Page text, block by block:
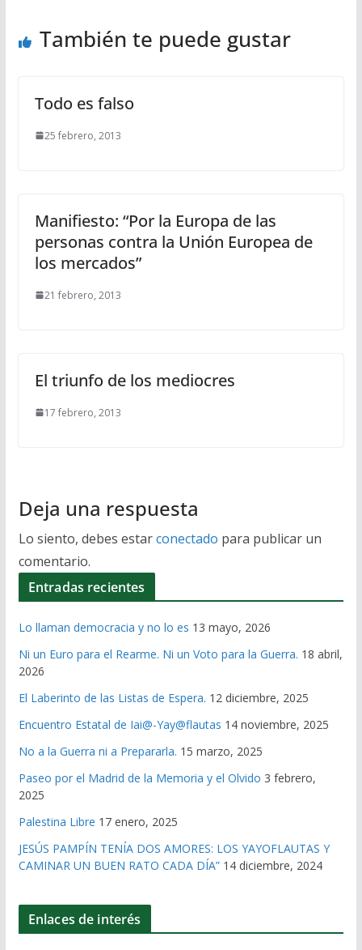
También te puede gustar
Todo es falso
25 febrero, 2013
Manifiesto: “Por la Europa de las
personas contra la Unión Europea de
los mercados”
21 febrero, 2013
El triunfo de los mediocres
17 febrero, 2013
Deja una respuesta
Lo siento, debes estarconectado para publicar un
comentario.
Entradas recientes
Lo llaman democracia y no lo es 13 mayo, 2026
Ni un Euro para el Rearme. Ni un Voto para la Guerra. 18 abril,
2026
El Laberinto de las Listas de Espera. 12 diciembre, 2025
Encuentro Estatal de Iai@-Yay@flautas 14 noviembre, 2025
No a la Guerra ni a Prepararla. 15 marzo, 2025
Paseo por el Madrid de la Memoria y el Olvido 3 febrero,
2025
Palestina Libre 17 enero, 2025
JESÚS PAMPÍN TENÍA DOS AMORES: LOS YAYOFLAUTAS Y
CAMINAR UN BUEN RATO CADA DÍA” 14 diciembre, 2024
Enlaces de interés